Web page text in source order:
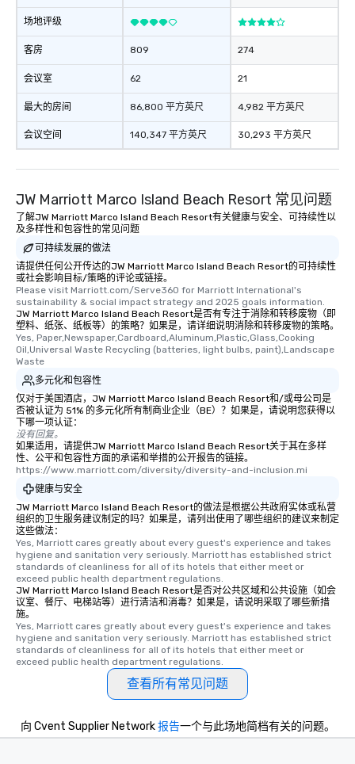
场地评级
客房
会议室
最大的房间
会议空间
809
62
86,800 平方英尺
140,347 平方英尺
274
21
4,982 平方英尺
30,293 平方英尺
JW Marriott Marco Island Beach Resort 常见问题
了解JW Marriott Marco Island Beach Resort有关健康与安全、可持续性以
及多样性和包容性的常见问题
可持续发展的做法
请提供任何公开传达的JW Marriott Marco Island Beach Resort的可持续性
或社会影响目标/策略的评论或链接。
Please visit Marriott.com/Serve360 for Marriott International's
sustainability & social impact strategy and 2025 goals information.
JW Marriott Marco Island Beach Resort是否有专注于消除和转移废物（即
塑料、纸张、纸板等）的策略？如果是，请详细说明消除和转移废物的策略。
Yes, Paper,Newspaper,Cardboard,Aluminum,Plastic,Glass,Cooking
Oil,Universal Waste Recycling (batteries, light bulbs, paint),Landscape
Waste
多元化和包容性
仅对于美国酒店，JW Marriott Marco Island Beach Resort和/或母公司是
否被认证为 51% 的多元化所有制商业企业（BE）？如果是，请说明您获得以
下哪一项认证：
没有回复。
如果适用，请提供JW Marriott Marco Island Beach Resort关于其在多样
性、公平和包容性方面的承诺和举措的公开报告的链接。
https://www.marriott.com/diversity/diversity-and-inclusion.mi
健康与安全
JW Marriott Marco Island Beach Resort的做法是根据公共政府实体或私营
组织的卫生服务建议制定的吗？如果是，请列出使用了哪些组织的建议来制定
这些做法：
Yes, Marriott cares greatly about every guest's experience and takes
hygiene and sanitation very seriously. Marriott has established strict
standards of cleanliness for all of its hotels that either meet or
exceed public health department regulations.
JW Marriott Marco Island Beach Resort是否对公共区域和公共设施（如会
议室、餐厅、电梯站等）进行清洁和消毒？如果是，请说明采取了哪些新措
施。
Yes, Marriott cares greatly about every guest's experience and takes
hygiene and sanitation very seriously. Marriott has established strict
standards of cleanliness for all of its hotels that either meet or
exceed public health department regulations.
查看所有常见问题
向 Cvent Supplier Network报告一个与此场地简档有关的问题。